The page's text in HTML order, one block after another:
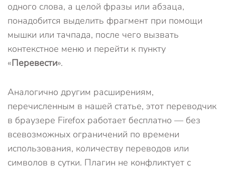
одного слова, а целой фразы или абзаца,
понадобится выделить фрагмент при помощи
мышки или тачпада, после чего вызвать
контекстное меню и перейти к пункту
«Перевести».
Аналогично другим расширениям,
перечисленным в нашей статье, этот переводчик
в браузере Firefox работает бесплатно — без
всевозможных ограничений по времени
использования, количеству переводов или
символов в сутки. Плагин не конфликтует с